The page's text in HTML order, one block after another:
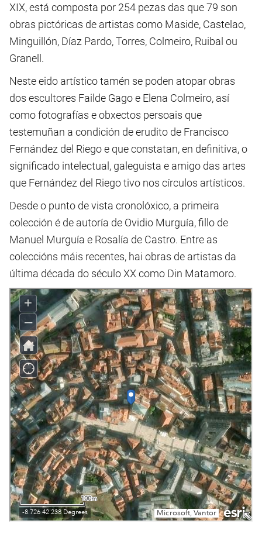
XIX, está composta por 254 pezas das que 79 son
obras pictóricas de artistas como Maside, Castelao,
Minguillón, Díaz Pardo, Torres, Colmeiro, Ruibal ou
Granell.
Neste eido artístico tamén se poden atopar obras
dos escultores Failde Gago e Elena Colmeiro, así
como fotografías e obxectos persoais que
testemuñan a condición de erudito de Francisco
Fernández del Riego e que constatan, en definitiva, o
significado intelectual, galeguista e amigo das artes
que Fernández del Riego tivo nos círculos artísticos.
Desde o punto de vista cronolóxico, a primeira
colección é de autoría de Ovidio Murguía, fillo de
Manuel Murguía e Rosalía de Castro. Entre as
coleccións máis recentes, hai obras de artistas da
última década do século XX como Din Matamoro.